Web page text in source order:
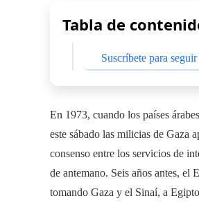
Tabla de
Suscríbete para
En 1973, cuando los países
este sábado las milicias de Gaza
consenso entre los servicios de
de antemano. Seis años antes, el
tomando Gaza y el Sinaí, a